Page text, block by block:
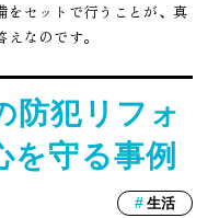
をセットで行うことが、真
なのです。
防犯リフォ
を守る事例
生活